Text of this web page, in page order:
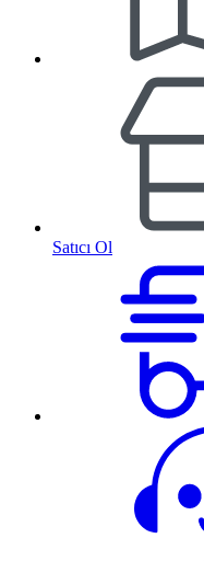
Satıcı Ol